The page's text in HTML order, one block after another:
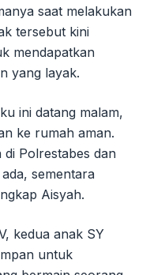
saat melakukan
tersebut kini
mendapatkan
yang layak.
ini datang malam,
ke rumah aman.
Polrestabes dan
sementara
Aisyah.
kedua anak SY
untuk